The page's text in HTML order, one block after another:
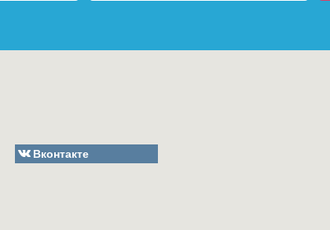
Вконтакте